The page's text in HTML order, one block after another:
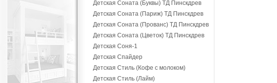
Детская Соната (Буквы) ТД Пинскдрев
Детская Соната (Париж) ТД Пинскдрев
Детская Соната (Прованс) ТД Пинскдрев
Детская Соната (Цветок) ТД Пинскдрев
Детская Соня-1
Детская Спайдер
Детская Стиль (Кофе с молоком)
Детская Стиль (Лайм)